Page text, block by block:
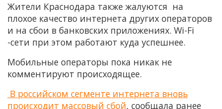
Жители Краснодара также жалуются на
плохое качество интернета других операторов
и на сбои в банковских приложениях. Wi-Fi
-сети при этом работают куда успешнее.
Мобильные операторы пока никак не
комментируют происходящее.
В российском сегменте интернета вновь
происходит массовый сбой, сообщала ранее